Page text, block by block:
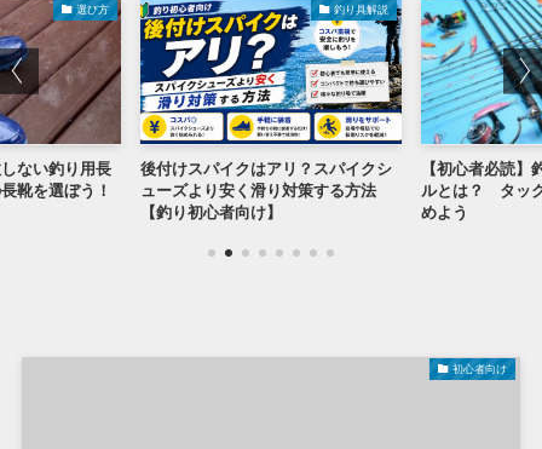
選び方
ない釣り用長
靴を選ぼう！
釣り具解説
後付けスパイクはアリ？スパイクシ
ューズより安く滑り対策する方法
【釣り初心者向け】
【初心者必読】
ルとは？ タッ
めよう
初心者向け